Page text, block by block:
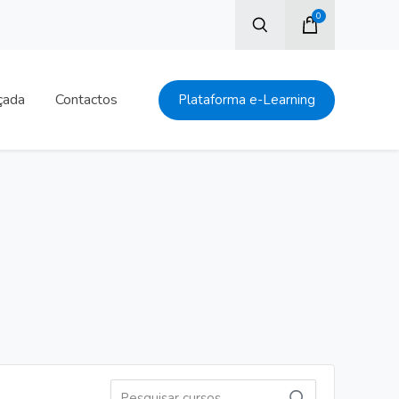
0
Contactos Plataforma e-Learning
Pesquisar